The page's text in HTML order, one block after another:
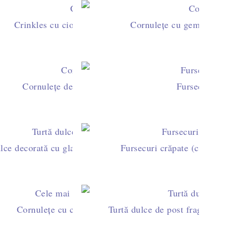
cu ciocolată
Crinkles cu ciocolată neagră - fursecuri crăpate
Cornulețe cu gem și
caise și rom
Cornulețe de post cu borș umplute cu rahatFursecuri
prune şi nuci
decorată cu glazură de zahăr – rețeta ideală pentru
Fursecuri crăpate
de trandafiri
Cornulețe cu ciocolată cu aluat fraged de casă
Turtă dulce de post fragedă și